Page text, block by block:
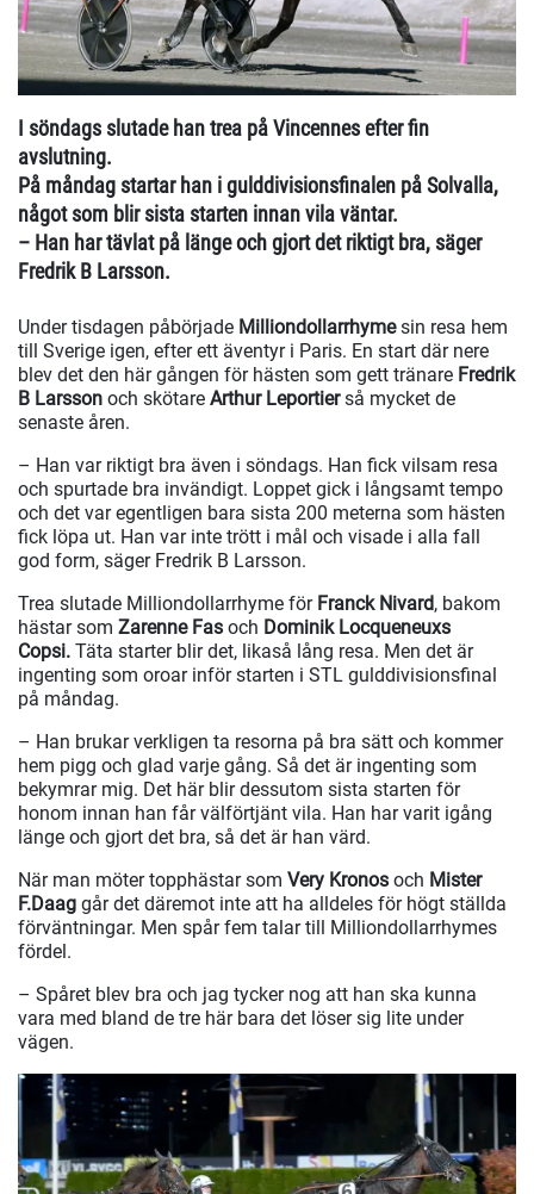
I söndags slutade han trea på Vincennes efter fin
avslutning.
På måndag startar han i gulddivisionsfinalen på Solvalla,
något som blir sista starten innan vila väntar.
– Han har tävlat på länge och gjort det riktigt bra, säger
Fredrik B Larsson.
Under tisdagen påbörjade Milliondollarrhymesin resa hem
till Sverige igen, efter ett äventyr i Paris. En start där nere
blev det den här gången för hästen som gett tränare Fredrik
B Larsson och skötare Arthur Leportierså mycket de
senaste åren.
– Han var riktigt bra även i söndags. Han fick vilsam resa
och spurtade bra invändigt. Loppet gick i långsamt tempo
och det var egentligen bara sista 200 meterna som hästen
fick löpa ut. Han var inte trött i mål och visade i alla fall
god form, säger Fredrik B Larsson.
Trea slutade Milliondollarrhyme för Franck Nivard, bakom
hästar som Zarenne Fas och Dominik Locqueneuxs
Copsi. Täta starter blir det, likaså lång resa. Men det är
ingenting som oroar inför starten i STL gulddivisionsfinal
på måndag.
– Han brukar verkligen ta resorna på bra sätt och kommer
hem pigg och glad varje gång. Så det är ingenting som
bekymrar mig. Det här blir dessutom sista starten för
honom innan han får välförtjänt vila. Han har varit igång
länge och gjort det bra, så det är han värd.
När man möter topphästar som Very Kronos och Mister
F.Daag går det däremot inte att ha alldeles för högt ställda
förväntningar. Men spår fem talar till Milliondollarrhymes
fördel.
– Spåret blev bra och jag tycker nog att han ska kunna
vara med bland de tre här bara det löser sig lite under
vägen.